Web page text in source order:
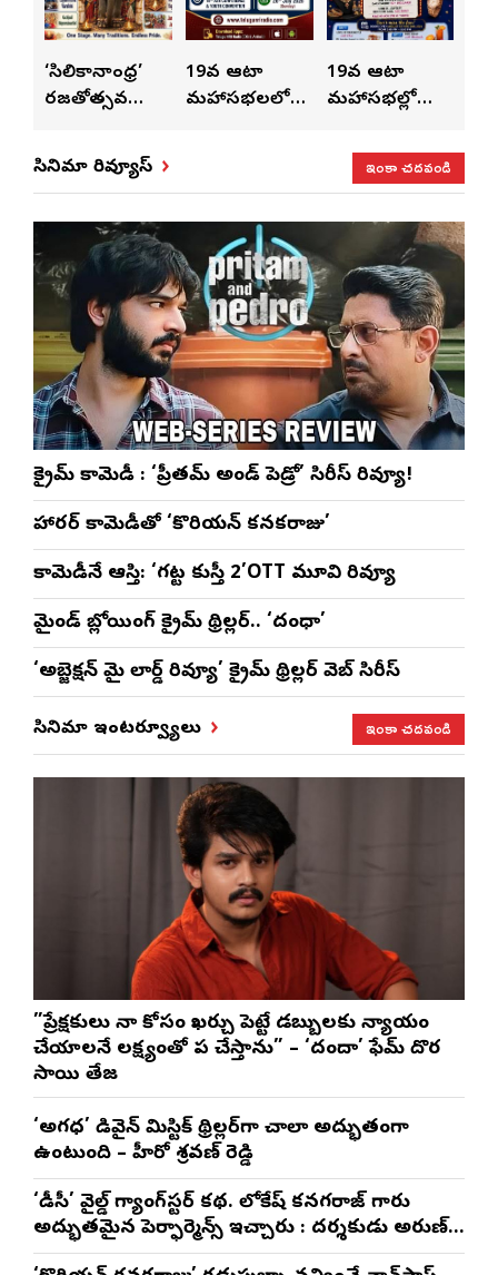
‘సిలికానాంధ్ర’
రజతోత్సవ
కుంభ హారతి
ప్రత్యేకం
19వ ఆటా
మహాసభలలో
19వ ఆటా
మహాసభల్లో
ప్రత్యేకంగా
‘ఉమెన్స్ ఫోరమ్’
సినిమా రివ్యూస్ ఇంకా చదవండి
క్రైమ్ కామెడీ : ‘ప్రీతమ్ అండ్ పెడ్రో’ సిరీస్ రివ్యూ!
హారర్ కామెడీతో ‘కొరియన్ కనకరాజు’
కామెడీనే ఆస్తి: ‘గట్ట కుస్తీ 2’OTT మూవి రివ్యూ
మైండ్ బ్లోయింగ్ క్రైమ్ థ్రిల్లర్.. ‘దంధా’
‘అబ్జెక్ష‌న్ మై లార్డ్ రివ్యూ’ క్రైమ్ థ్రిల్ల‌ర్ వెబ్ సిరీస్
సినిమా ఇంటర్వ్యూలు ఇంకా చదవండి
”ప్రేక్షకులు నా కోసం ఖర్చు పెట్టే డబ్బులకు న్యాయం
చేయాలనే లక్ష్యంతో పని చేస్తాను” – ‘దందా’ ఫేమ్ దొర
సాయి తేజ
‘అగధ’ డివైన్ మిస్టిక్ థ్రిల్లర్‌గా చాలా అద్భుతంగా
ఉంటుంది – హీరో శ్రవణ్ రెడ్డి
‘డీసీ’ వైల్డ్ గ్యాంగ్‌స్టర్ కథ. లోకేష్ కనగరాజ్ గారు
అద్భుతమైన పెర్ఫార్మెన్స్ ఇచ్చారు : దర్శకుడు అరుణ్
మాథేశ్వరన్